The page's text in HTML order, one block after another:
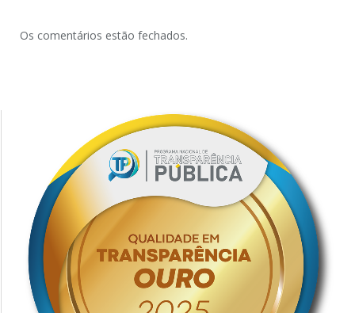
Os comentários estão fechados.